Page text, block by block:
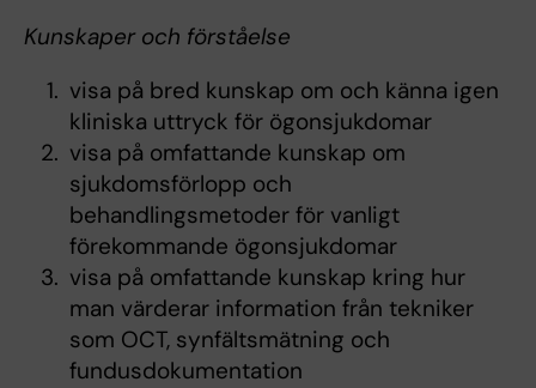
Kunskaper och förståelse
visa på bred kunskap om och känna igen
kliniska uttryck för ögonsjukdomar
visa på omfattande kunskap om
sjukdomsförlopp och
behandlingsmetoder för vanligt
förekommande ögonsjukdomar
visa på omfattande kunskap kring hur
man värderar information från tekniker
som OCT, synfältsmätning och
fundusdokumentation